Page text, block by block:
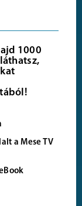
1000
a Mese TV